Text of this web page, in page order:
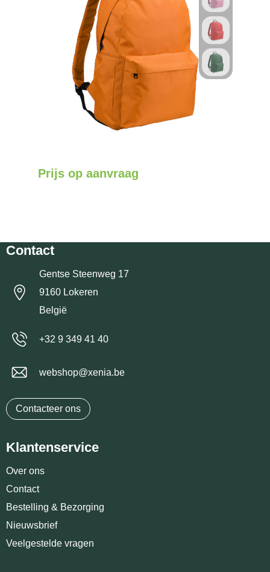
Prijs op aanvraag
Contact
Gentse Steenweg 17
9160 Lokeren
België
+32 9 349 41 40
webshop@xenia.be
Contacteer ons
Klantenservice
Over ons
Contact
Bestelling & Bezorging
Nieuwsbrief
Veelgestelde vragen